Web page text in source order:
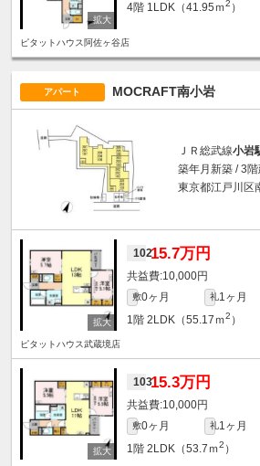
4階 1LDK（41.95ｍ2 ）
ピタットハウス阿佐ヶ谷店
アパート MOCRAFT南小岩
ＪＲ総武線小岩
築年月新築 / 3
東京都江戸川区
10215.7万円
10,000円
敷0ヶ月 礼1ヶ月
1階 2LDK（55.17ｍ2 ）
ピタットハウス武蔵境店
10315.3万円
10,000円
敷0ヶ月 礼1ヶ月
1階 2LDK（53.7ｍ2 ）